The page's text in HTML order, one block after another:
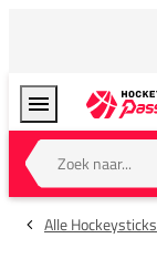
Zoek naar...
Alle Hockeysticks